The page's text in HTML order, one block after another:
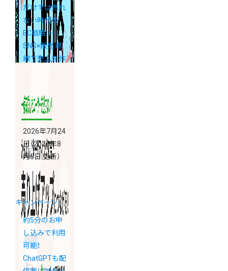
だけでは売れ
ない時代の
EC戦略 ―
SNS×販売導
線で売上を作
2026年7月24
日 （2026年8
月6日 更新）
キャンペーン
約5分のお申
し込みで利用
可能！
ChatGPTも配